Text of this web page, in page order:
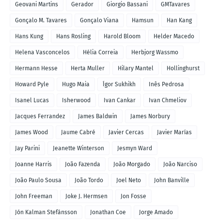
Geovani Martins Gerador Giorgio Bassani GMTavares
Gonçalo M. Tavares Gonçalo Viana Hamsun Han Kang
Hans Kung Hans Rosling Harold Bloom Helder Macedo
Helena Vasconcelos Hélia Correia Herbjorg Wassmo
Hermann Hesse Herta Muller Hilary Mantel Hollinghurst
Howard Pyle Hugo Maia Ígor Sukhikh Inês Pedrosa
Isanel Lucas Isherwood Ivan Cankar Ivan Chmeliov
Jacques Ferrandez James Baldwin James Norbury
James Wood Jaume Cabré Javier Cercas Javier Marías
Jay Parini Jeanette Winterson Jesmyn Ward
Joanne Harris João Fazenda João Morgado João Narciso
João Paulo Sousa João Tordo Joel Neto John Banville
John Freeman Joke J. Hermsen Jon Fosse
Jón Kalman Stefánsson Jonathan Coe Jorge Amado